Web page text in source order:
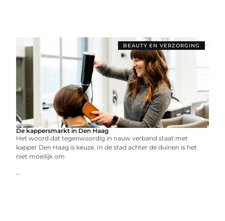
BEAUTY EN VERZORGING
De kappersmarkt in Den Haag
Het woord dat tegenwoordig in nauw verband staat met
kapper Den Haag is keuze. In de stad achter de duinen is het
niet moeilijk om
...